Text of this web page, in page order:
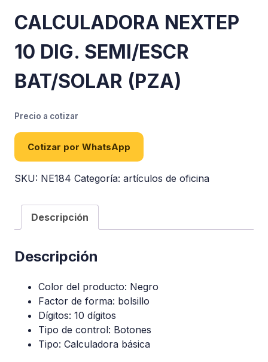
CALCULADORA NEXTEP
10 DIG. SEMI/ESCR
BAT/SOLAR (PZA)
Precio a cotizar
Cotizar por WhatsApp
SKU: NE184 Categoría: artículos de oficina
Descripción
Descripción
Color del producto: Negro
Factor de forma: bolsillo
Dígitos: 10 dígitos
Tipo de control: Botones
Tipo: Calculadora básica